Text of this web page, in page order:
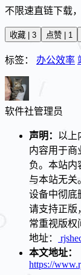
不限速直链下载
收藏 | 3 点赞 | 1
标签： 办公效率
软件社管理员
声明： 以上
内容用于商
负。本站内
与本站无关
设备中彻底
请支持正版
常重视版权
地址：
本文地址：
https://